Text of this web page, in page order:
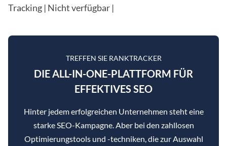
Tracking | Nicht verfügbar |
TREFFEN SIE RANKTRACKER
DIE ALL-IN-ONE-PLATTFORM FÜR
EFFEKTIVES SEO
Hinter jedem erfolgreichen Unternehmen steht eine
starke SEO-Kampagne. Aber bei den zahllosen
Optimierungstools und -techniken, die zur Auswahl